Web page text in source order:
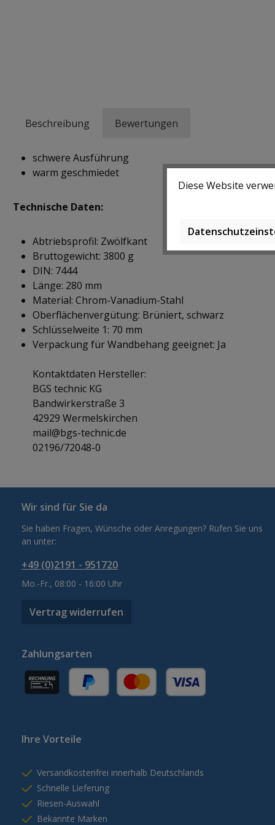
Beschreibung Bewertungen
schwere Ausführung
warm geschmiedet
Technische Daten:
Abtriebsprofil: Zwölfkant
Bruttogewicht: 3800 g
DIN: 7444
Länge: 280 mm
Material: Chrom-Vanadium-Stahl
Oberflächenvergütung: Brüniert, schwarz
Schlüsselweite 1: 70 mm
Verpackung für Wandbehang geeignet: Ja
Kontaktdaten Hersteller:
BGS technic KG
Bandwirkerstraße 3
42929 Wermelskirchen
mail@bgs-technic.de
02196/72048-0
Wir sind für Sie da
Sie haben Fragen, Wünsche oder Anregungen? Rufen Sie uns
an unter:
+49 (0)2191 - 951720
Mo.-Fr., 08:00 - 16:00 Uhr
Vertrag widerrufen
Zahlungsarten
Ihre Vorteile
Versandkostenfrei innerhalb Deutschlands
Schnelle Lieferung
Riesen-Auswahl
Bekannte Marken
Diese Website